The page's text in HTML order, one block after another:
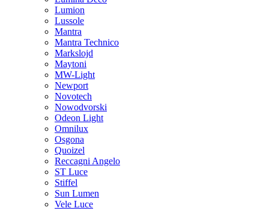
Lumion
Lussole
Mantra
Mantra Technico
Markslojd
Maytoni
MW-Light
Newport
Novotech
Nowodvorski
Odeon Light
Omnilux
Osgona
Quoizel
Reccagni Angelo
ST Luce
Stiffel
Sun Lumen
Vele Luce